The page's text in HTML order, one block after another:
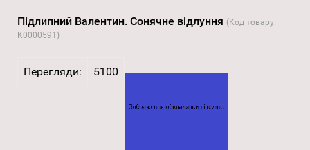
Підлипний Валентин. Сонячне відлуння (Код товару:
K0000591 )
Перегляди: 5100